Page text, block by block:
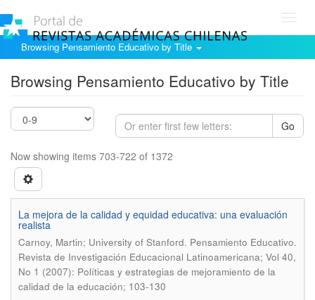
Browsing Pensamiento Educativo by Title
Browsing Pensamiento Educativo by Title
Go
Now showing items 703-722 of 1372
La mejora de la calidad y equidad educativa: una evaluación
realista
Carnoy, Martin; University of Stanford. Pensamiento Educativo.
Revista de Investigación Educacional Latinoamericana; Vol 40,
No 1 (2007): Políticas y estrategias de mejoramiento de la
calidad de la educación; 103-130